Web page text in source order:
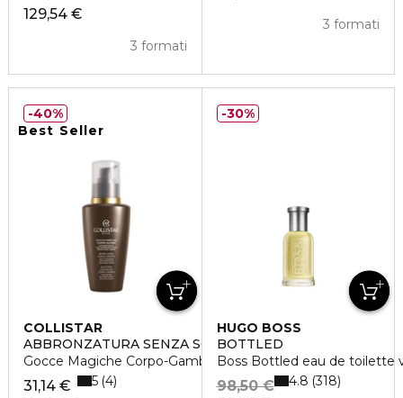
129,54 €
3 formati
3 formati
Best Seller
COLLISTAR
ABBRONZATURA SENZA SOLE
Gocce Magiche Corpo-Gambe
31,14 €
5 4
40%
HUGO BOSS
BOTTLED
Boss Bottled eau de toilette
98,50 € 4.8 318
30%